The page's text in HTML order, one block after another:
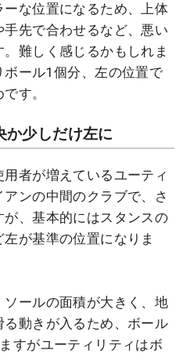
ーな位置になるため、上体
先で合わせるなど、悪い
難しく感じるかもしれま
ール1個分、左の位置で
す。
か少しだけ左に
者が増えているユーティ
ンの中間のクラブで、さ
が、基本的にはスタンスの
が基準の位置になりま
ールの面積が大きく、地
動きが入るため、ボール
すがユーティリティはボ